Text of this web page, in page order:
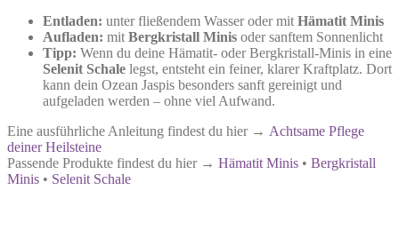
Entladen: unter fließendem Wasser oder mit Hämatit Minis
Aufladen: mit Bergkristall Minis oder sanftem Sonnenlicht
Tipp: Wenn du deine Hämatit- oder Bergkristall-Minis in eine
Selenit Schale legst, entsteht ein feiner, klarer Kraftplatz. Dort
kann dein Ozean Jaspis besonders sanft gereinigt und
aufgeladen werden – ohne viel Aufwand.
Eine ausführliche Anleitung findest du hier → Achtsame Pflege
deiner Heilsteine
Passende Produkte findest du hier → Hämatit Minis • Bergkristall
Minis • Selenit Schale